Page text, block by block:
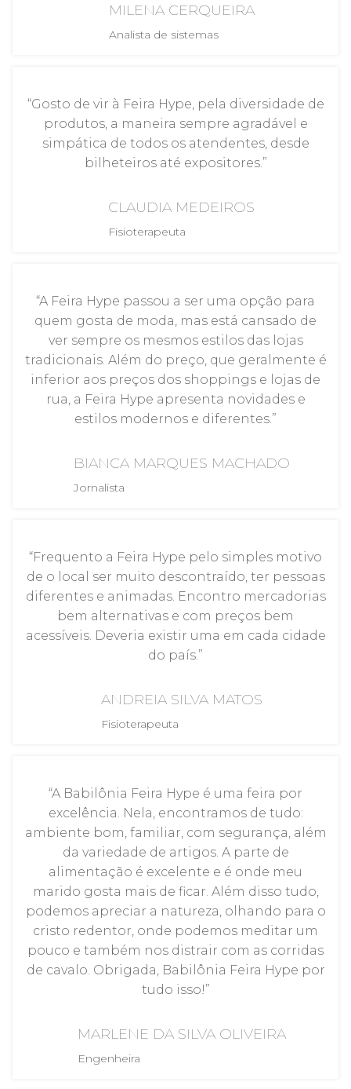
MILENA CERQUEIRA
Analista de sistemas
“Gosto de vir à Feira Hype, pela diversidade de
produtos, a maneira sempre agradável e
simpática de todos os atendentes, desde
bilheteiros até expositores.”
CLAUDIA MEDEIROS
Fisioterapeuta
“A Feira Hype passou a ser uma opção para
quem gosta de moda, mas está cansado de
ver sempre os mesmos estilos das lojas
tradicionais. Além do preço, que geralmente é
inferior aos preços dos shoppings e lojas de
rua, a Feira Hype apresenta novidades e
estilos modernos e diferentes.”
BIANCA MARQUES MACHADO
Jornalista
“Frequento a Feira Hype pelo simples motivo
de o local ser muito descontraído, ter pessoas
diferentes e animadas. Encontro mercadorias
bem alternativas e com preços bem
acessíveis. Deveria existir uma em cada cidade
do país.”
ANDREIA SILVA MATOS
Fisioterapeuta
“A Babilônia Feira Hype é uma feira por
excelência. Nela, encontramos de tudo:
ambiente bom, familiar, com segurança, além
da variedade de artigos. A parte de
alimentação é excelente e é onde meu
marido gosta mais de ficar. Além disso tudo,
podemos apreciar a natureza, olhando para o
cristo redentor, onde podemos meditar um
pouco e também nos distrair com as corridas
de cavalo. Obrigada, Babilônia Feira Hype por
tudo isso!”
MARLENE DA SILVA OLIVEIRA
Engenheira